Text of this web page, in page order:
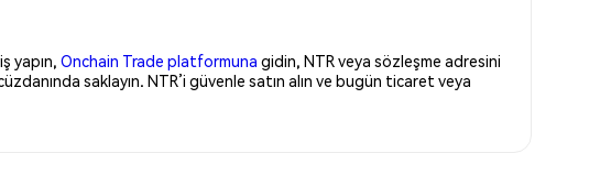
yapın, Onchain Trade platformuna gidin, NTR veya sözleşme adresini
saklayın. NTR’i güvenle satın alın ve bugün ticaret veya